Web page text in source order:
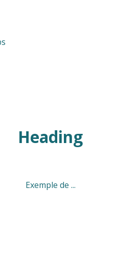
Heading
Exemple de ...